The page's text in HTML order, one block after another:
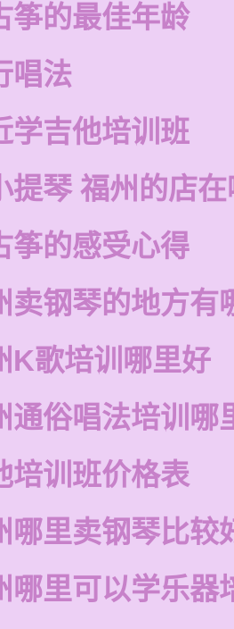
筝的最佳年龄
唱法
学吉他培训班
提琴 福州的店
筝的感受心得
卖钢琴的地方有
K歌培训哪里好
通俗唱法培训哪
培训班价格表
哪里卖钢琴比较
哪里可以学乐器